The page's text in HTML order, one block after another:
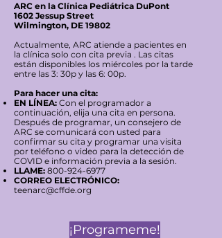
ARC en la Clínica Pediátrica DuPont
1602 Jessup Street
Wilmington, DE 19802
Actualmente, ARC atiende a pacientes en
la clínica solo con cita previa . Las citas
están disponibles los miércoles por la tarde
entre las 3: 30p y las 6: 00p.
Para hacer una cita:
EN LÍNEA: Con el programador a
continuación, elija una cita en persona.
Después de programar, un consejero de
ARC se comunicará con usted para
confirmar su cita y programar una visita
por teléfono o video para la detección de
COVID e información previa a la sesión.
LLAME: 800-924-6977
CORREO ELECTRÓNICO:
teenarc@cffde.org
¡Programeme!